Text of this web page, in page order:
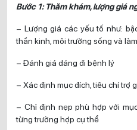
Bước 1: Thăm khám, lượng giá
– Lượng giá các yếu tố như:
thần kinh, môi trường sống và
– Đánh giá dáng đi bệnh lý
– Xác định mục đích, tiêu chí trợ
– Chỉ định nẹp phù hợp với
từng trường hợp cụ thể